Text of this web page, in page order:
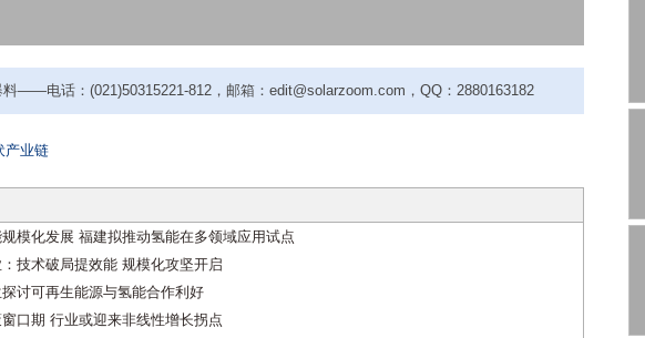
——电话：(021)50315221-812，邮箱：edit@solarzoom.com，QQ：2880163182
产业链
模化发展 福建拟推动氢能在多领域应用试点
技术破局提效能 规模化攻坚开启
讨可再生能源与氢能合作利好
口期 行业或迎来非线性增长拐点